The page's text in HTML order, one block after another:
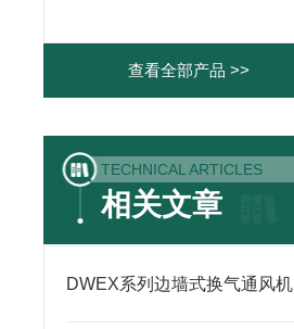
查看全部产品 >>
TECHNICAL ARTICLES
相关文章
DWEX系列边墙式换气通风机